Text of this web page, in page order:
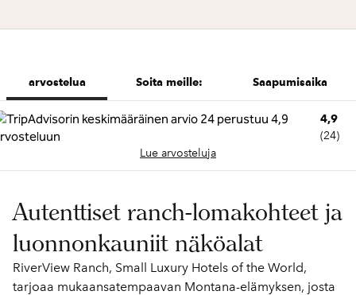
arvostelua Soita meille: Saapumisaika
4,9
(24)
Lue arvosteluja
Autenttiset ranch-lomakohteet ja
luonnonkauniit näköalat
RiverView Ranch, Small Luxury Hotels of the World,
tarjoaa mukaansatempaavan Montana-elämyksen, josta